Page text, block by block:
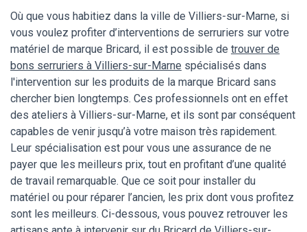
Où que vous habitiez dans la ville de Villiers-sur-Marne, si
vous voulez profiter d’interventions de serruriers sur votre
matériel de marque Bricard, il est possible de trouver de
bons serruriers à Villiers-sur-Marne spécialisés dans
l'intervention sur les produits de la marque Bricard sans
chercher bien longtemps. Ces professionnels ont en effet
des ateliers à Villiers-sur-Marne, et ils sont par conséquent
capables de venir jusqu’à votre maison très rapidement.
Leur spécialisation est pour vous une assurance de ne
payer que les meilleurs prix, tout en profitant d’une qualité
de travail remarquable. Que ce soit pour installer du
matériel ou pour réparer l’ancien, les prix dont vous profitez
sont les meilleurs. Ci-dessous, vous pouvez retrouver les